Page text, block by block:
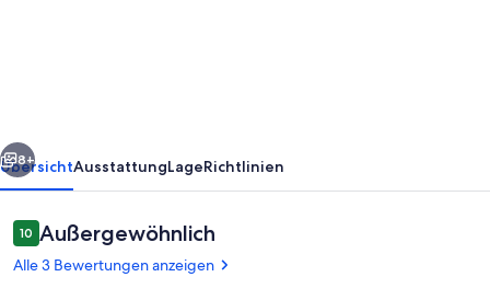
Weiter
8+
ÜbersichtAusstattungLageRichtlinien
Bewertungen
1010 von 10.
Außergewöhnlich
Alle 3 Bewertungen anzeigen